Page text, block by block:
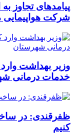
شرکت هواپیمایی
وزیر بهداشت
خدمات درمانی
ظفرقندی: در
کنیم